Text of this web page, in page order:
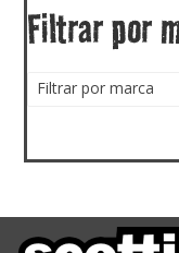
Filtrar por
Filtrar por marca